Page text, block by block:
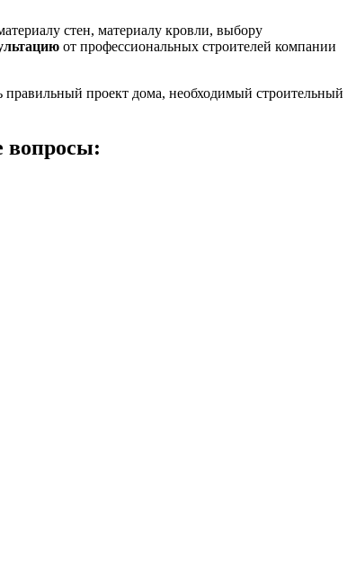
стен, материалу кровли, выбору
от профессиональных строителей компании
проект дома, необходимый строительный